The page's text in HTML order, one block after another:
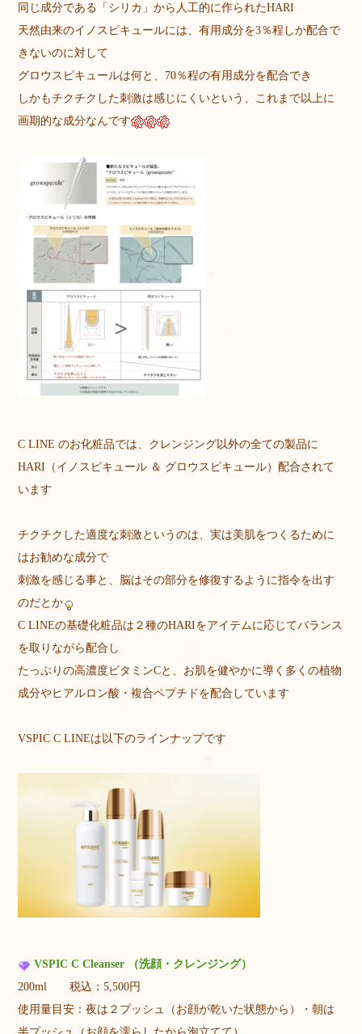
同じ成分である「シリカ」から人工的に作られたHARI
天然由来のイノスピキュールには、有用成分を3％程しか配合で
きないのに対して
グロウスピキュールは何と、70％程の有用成分を配合でき
しかもチクチクした刺激は感じにくいという、これまで以上に
画期的な成分なんです
C LINE のお化粧品では、クレンジング以外の全ての製品に
HARI（イノスピキュール ＆ グロウスピキュール）配合されて
います
チクチクした適度な刺激というのは、実は美肌をつくるために
はお勧めな成分で
刺激を感じる事と、脳はその部分を修復するように指令を出す
のだとか
C LINEの基礎化粧品は２種のHARIをアイテムに応じてバランス
を取りながら配合し
たっぷりの高濃度ビタミンCと、お肌を健やかに導く多くの植物
成分やヒアルロン酸・複合ペプチドを配合しています
VSPIC C LINEは以下のラインナップです
VSPIC C Cleanser （洗顔・クレンジング）
200ml 税込：5,500円
使用量目安：夜は２プッシュ（お顔が乾いた状態から）・朝は